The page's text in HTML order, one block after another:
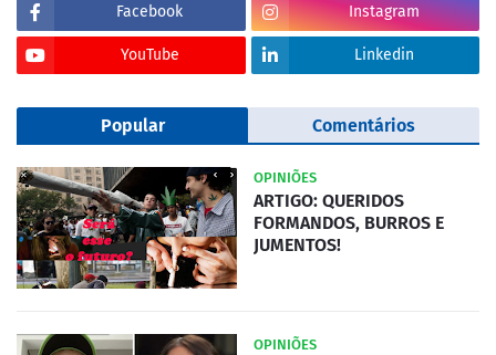
Facebook Instagram
YouTube Linkedin
Popular Comentários
OPINIÕES
ARTIGO: QUERIDOS
FORMANDOS, BURROS E
JUMENTOS!
OPINIÕES